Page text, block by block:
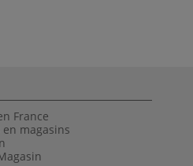
France
en magasins